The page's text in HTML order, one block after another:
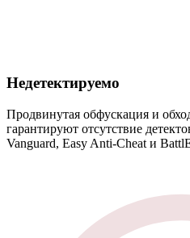
Недетектируемо
Продвинутая обфускация и
гарантируют отсутствие
Vanguard, Easy Anti-Cheat и